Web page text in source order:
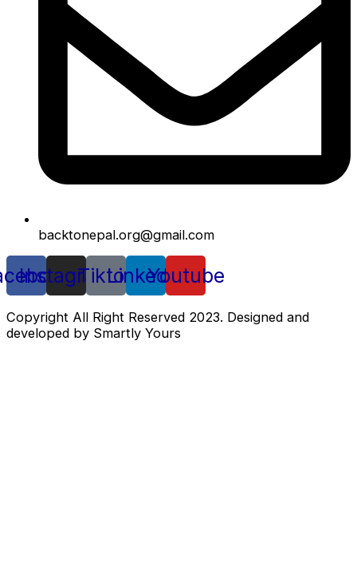
backtonepal.org@gmail.com
Instagram
TiktokLinkedinYoutube
Copyright All Right Reserved 2023. Designed and
developed by Smartly Yours